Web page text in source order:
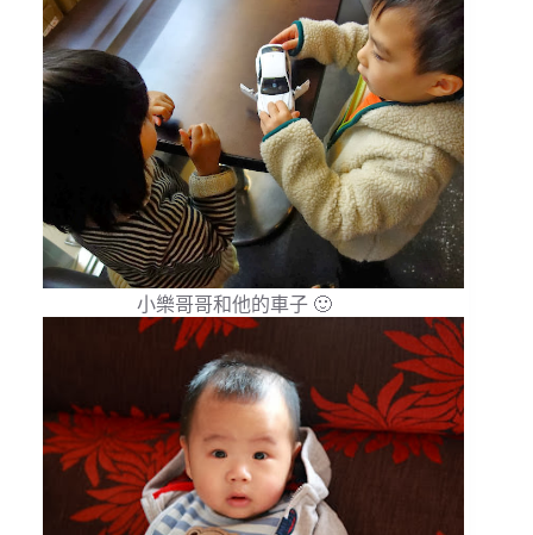
小樂哥哥和他的車子 🙂